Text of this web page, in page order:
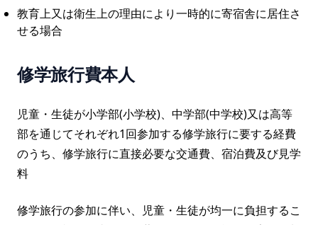
教育上又は衛生上の理由により一時的に寄宿舎に居住さ
せる場合
修学旅行費本人
児童・生徒が小学部(小学校)、中学部(中学校)又は高等
部を通じてそれぞれ1回参加する修学旅行に要する経費
のうち、修学旅行に直接必要な交通費、宿泊費及び見学
料
修学旅行の参加に伴い、児童・生徒が均一に負担するこ